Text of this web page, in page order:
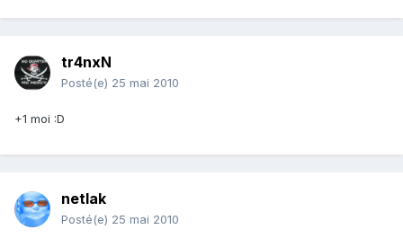
tr4nxN
Posté(e) 25 mai 2010
+1 moi :D
netlak
Posté(e) 25 mai 2010